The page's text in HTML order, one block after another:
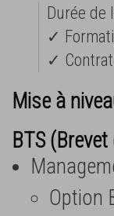
Durée de
✓
✓
Mise à
BTS
Option